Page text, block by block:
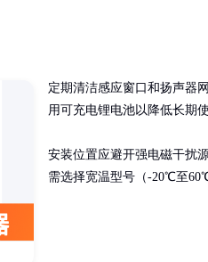
定期清洁感应窗口和扬声器
用可充电锂电池以降低长期使
安装位置应避开强电磁干扰
需选择宽温型号（-20℃至